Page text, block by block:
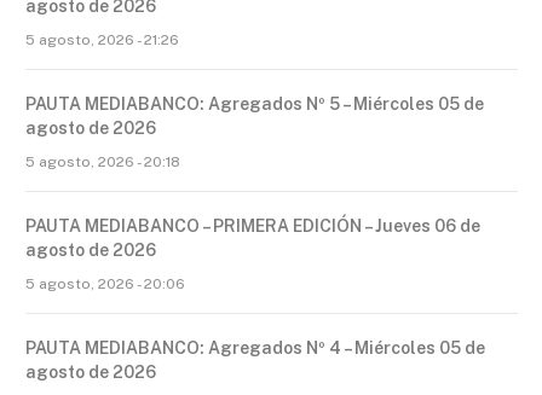
agosto de 2026
5 agosto, 2026 - 21:26
PAUTA MEDIABANCO: Agregados Nº 5 – Miércoles 05 de
agosto de 2026
5 agosto, 2026 - 20:18
PAUTA MEDIABANCO – PRIMERA EDICIÓN – Jueves 06 de
agosto de 2026
5 agosto, 2026 - 20:06
PAUTA MEDIABANCO: Agregados Nº 4 – Miércoles 05 de
agosto de 2026